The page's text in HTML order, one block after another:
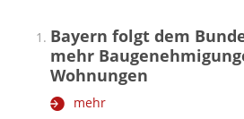
Bayern folgt dem
mehr
Wohnungen
mehr